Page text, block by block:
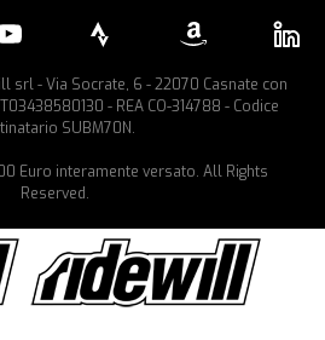
srl - Via Socrate, 6 - 22070 Casnate con
- REA CO-314788 - Codice
SUBM70N.
Euro interamente versato. All Rights
Reserved.